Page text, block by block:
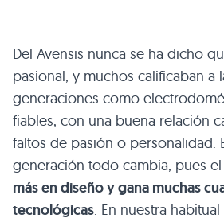
Del Avensis nunca se ha dicho
pasional, y muchos calificaban a
generaciones como
fiables, con una buena relación
faltos de pasión o personalidad.
generación todo cambia, pues el
más en diseño y gana muchas
tecnológicas. En nuestra